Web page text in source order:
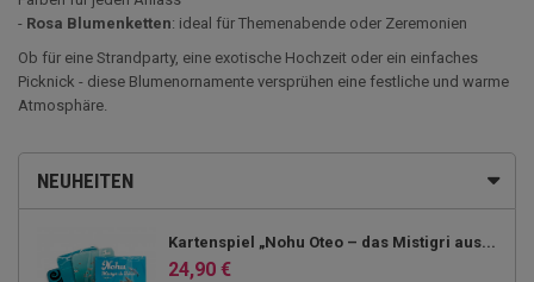
NEUHEITEN
Kartenspiel „Nohu Oteo – das Mistigri aus...
24,90 €
- Rosa Blumenketten: ideal für Themenabende oder Zeremonien
Ob für eine Strandparty, eine exotische Hochzeit oder ein einfaches
Picknick - diese Blumenornamente versprühen eine festliche und warme
Atmosphäre.